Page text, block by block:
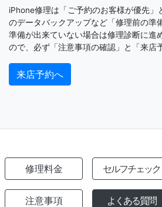
iPhone修理は「ご予約のお客様が優先」
のデータバックアップなど「修理前の準
準備が出来ていない場合は修理診断に進
ので、必ず「注意事項の確認」と「来店
来店予約へ
修理料金 セルフチェック
注意事項 よくある質問